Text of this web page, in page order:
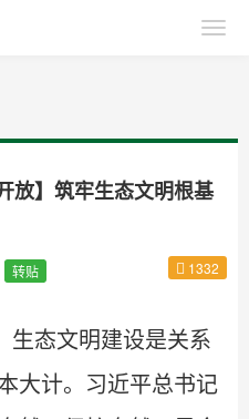
放】筑牢生态文明根基
转贴 1332
生态文明建设是关系
大计。习近平总书记